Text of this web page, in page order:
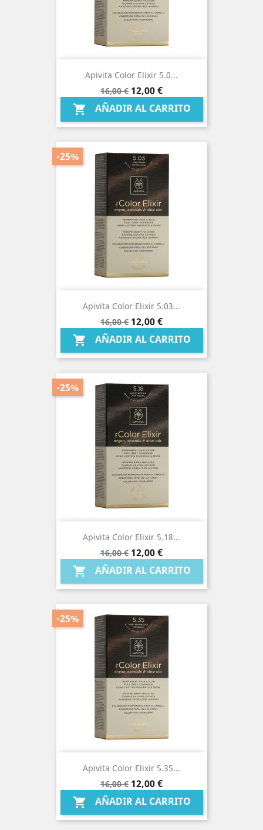
Apivita Color Elixir 5.0...
Precio
base
16,00 € Precio
12,00 €
 AÑADIR AL CARRITO
Apivita Color Elixir 5.03...
Precio
base
16,00 €
-25%
Precio
12,00 €
 AÑADIR AL CARRITO
Apivita Color Elixir 5.18...
Precio
base
16,00 €
-25%
Precio
12,00 €
 AÑADIR AL CARRITO
Apivita Color Elixir 5.35...
Precio
base
16,00 €
-25%
Precio
12,00 €
 AÑADIR AL CARRITO